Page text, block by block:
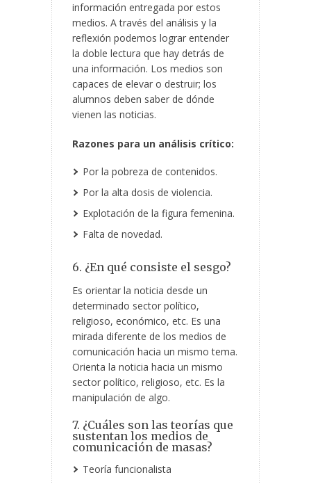
información entregada por estos
medios. A través del análisis y la
reflexión podemos lograr entender
la doble lectura que hay detrás de
una información. Los medios son
capaces de elevar o destruir; los
alumnos deben saber de dónde
vienen las noticias.
Razones para un análisis crítico:
Por la pobreza de contenidos.
Por la alta dosis de violencia.
Explotación de la figura femenina.
Falta de novedad.
6. ¿En qué consiste el sesgo?
Es orientar la noticia desde un
determinado sector político,
religioso, económico, etc. Es una
mirada diferente de los medios de
comunicación hacia un mismo tema.
Orienta la noticia hacia un mismo
sector político, religioso, etc. Es la
manipulación de algo.
7. ¿Cuáles son las teorías que
sustentan los medios de
comunicación de masas?
Teoría funcionalista